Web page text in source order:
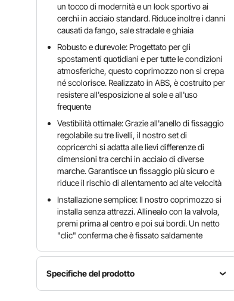
un tocco di modernità e un look sportivo ai
cerchi in acciaio standard. Riduce inoltre i danni
causati da fango, sale stradale e ghiaia
Robusto e durevole: Progettato per gli
spostamenti quotidiani e per tutte le condizioni
atmosferiche, questo coprimozzo non si crepa
né scolorisce. Realizzato in ABS, è costruito per
resistere all'esposizione al sole e all'uso
frequente
Vestibilità ottimale: Grazie all'anello di fissaggio
regolabile su tre livelli, il nostro set di
copricerchi si adatta alle lievi differenze di
dimensioni tra cerchi in acciaio di diverse
marche. Garantisce un fissaggio più sicuro e
riduce il rischio di allentamento ad alte velocità
Installazione semplice: Il nostro coprimozzo si
installa senza attrezzi. Allinealo con la valvola,
premi prima al centro e poi sui bordi. Un netto
"clic" conferma che è fissato saldamente
Specifiche del prodotto